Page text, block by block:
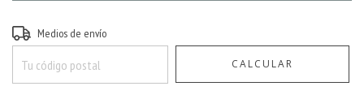
Entregas para el CP:
Medios de envío
CALCULAR